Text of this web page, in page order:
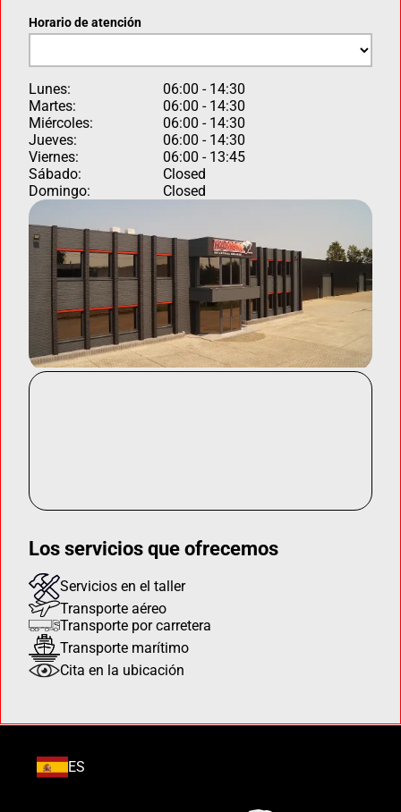
Horario de atención
Lunes:
06:00 - 14:30
Martes:
06:00 - 14:30
Miércoles:
06:00 - 14:30
Jueves:
06:00 - 14:30
Viernes:
06:00 - 13:45
Sábado:
Closed
Domingo:
Closed
Los servicios que ofrecemos
Servicios en el taller
Transporte aéreo
Transporte por carretera
Transporte marítimo
Cita en la ubicación
ES